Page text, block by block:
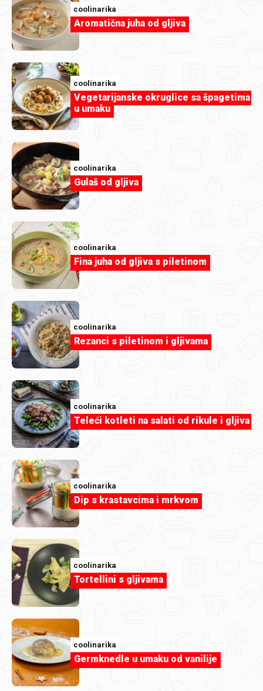
mimi555
duka73
Za koleginice na poslu.jpg
GaLaRi
IMG_2025.jpeg
coolinarika
Aromatična juha od gljiva
coolinarika
Vegetarijanske okruglice sa špagetima
u umaku
coolinarika
Gulaš od gljiva
coolinarika
Fina juha od gljiva s piletinom
coolinarika
Rezanci s piletinom i gljivama
coolinarika
Teleći kotleti na salati od rikule i gljiva
coolinarika
Dip s krastavcima i mrkvom
coolinarika
Tortellini s gljivama
coolinarika
Germknedle u umaku od vanilije